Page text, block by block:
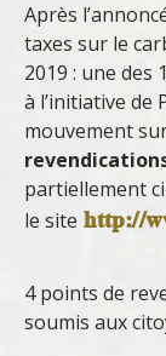
Après
taxes sur le
2019 : une des
à l’initiative de
mouvement
partiellement
le site http://
4 points de
soumis aux